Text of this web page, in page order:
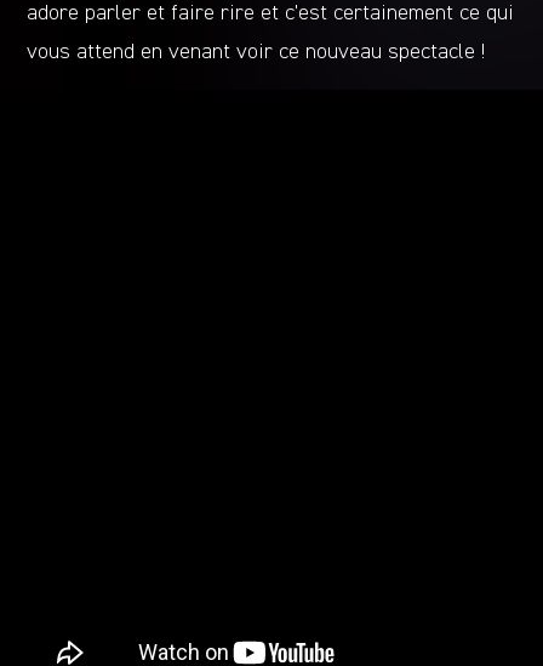
adore parler et faire rire et c’est certainement ce qui
vous attend en venant voir ce nouveau spectacle !